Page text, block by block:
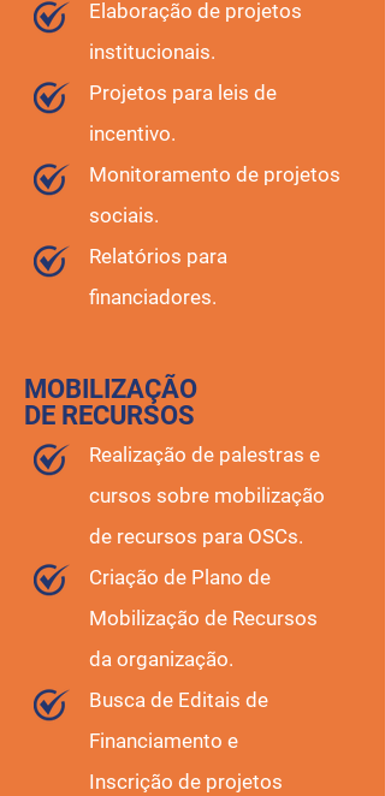
Elaboração de projetos
institucionais.
Projetos para leis de
incentivo.
Monitoramento de projetos
sociais.
Relatórios para
financiadores.
MOBILIZAÇÃO
DE RECURSOS
Realização de palestras e
cursos sobre mobilização
de recursos para OSCs.
Criação de Plano de
Mobilização de Recursos
da organização.
Busca de Editais de
Financiamento e
Inscrição de projetos